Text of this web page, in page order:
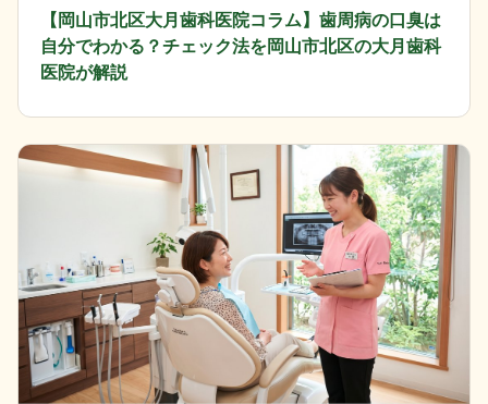
【岡山市北区大月歯科医院コラム】歯周病の口臭は
自分でわかる？チェック法を岡山市北区の大月歯科
医院が解説